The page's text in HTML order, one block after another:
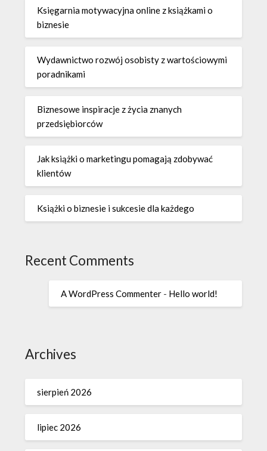
Księgarnia motywacyjna online z książkami o
biznesie
Wydawnictwo rozwój osobisty z wartościowymi
poradnikami
Biznesowe inspiracje z życia znanych
przedsiębiorców
Jak książki o marketingu pomagają zdobywać
klientów
Książki o biznesie i sukcesie dla każdego
Recent Comments
A WordPress Commenter - Hello world!
Archives
sierpień 2026
lipiec 2026